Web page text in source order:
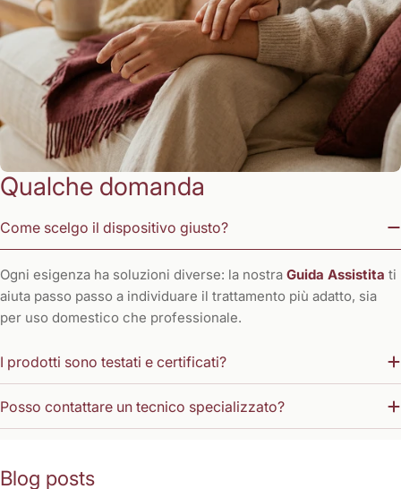
Qualche domanda
Come scelgo il dispositivo giusto?
Ogni esigenza ha soluzioni diverse: la nostra Guida Assistita ti
aiuta passo passo a individuare il trattamento più adatto, sia
per uso domestico che professionale.
I prodotti sono testati e certificati?
Posso contattare un tecnico specializzato?
Blog posts